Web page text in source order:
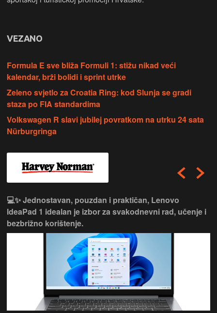
VEZANO
Formula E sve bliža Formuli 1: stižu nikad veći
kalendar, brži bolidi i sprint utrke
Zeleno svjetlo za Croatia Ring: kod Slunja se gradi
staza po FIA standardima
Volkswagen R slavi jubilej povratkom na utrku 24 sata
Nürburgringa
💻✨ Jednostavan, pouzdan i praktičan, Lenovo
IdeaPad 1 idealan je izbor za svakodnevni rad, učenje i
bezbrižno korištenje.